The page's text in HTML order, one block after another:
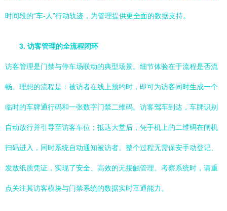
时间段的“车-人”行动轨迹，为管理提供更全面的数据支持。
3. 访客管理的全流程闭环
访客管理是门禁与停车场联动的典型场景。细节体验在于流程是否流
畅。理想的流程是：被访者在线上预约时，即可为访客同时生成一个
临时的车牌通行码和一张数字门禁二维码。访客驾车到达，车牌识别
自动放行并引导至访客车位；抵达大堂后，凭手机上的二维码在闸机
扫码进入，同时系统自动通知被访者。整个过程无需保安手动登记、
发放纸质凭证，实现了安全、高效的无接触管理。考察系统时，请重
点关注其访客模块与门禁系统的数据实时互通能力。